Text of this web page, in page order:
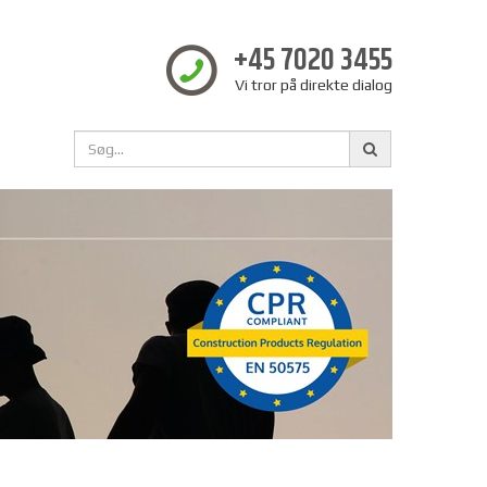
+45 7020 3455
Vi tror på direkte dialog